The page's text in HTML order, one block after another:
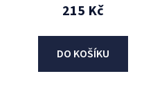
215 Kč
DO KOŠÍKU